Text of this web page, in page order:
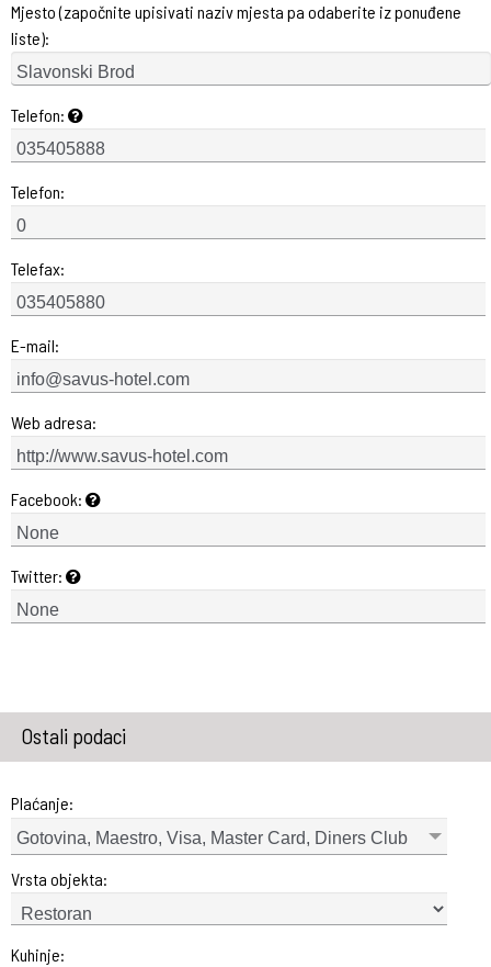
Mjesto (započnite upisivati naziv mjesta pa odaberite iz ponuđene
liste):
Telefon:
Telefon:
Telefax:
E-mail:
Web adresa:
Facebook:
Twitter:
Ostali podaci
Plaćanje:
Gotovina, Maestro, Visa, Master Card, Diners Club
Vrsta objekta:
Kuhinje: